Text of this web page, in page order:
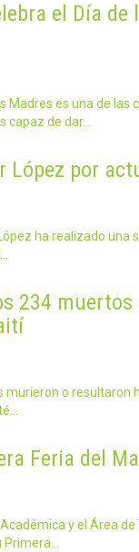
el Día
Madres es una de
capaz de dar…
López por
ha realizado
234
murieron o
Feria del
y el Área
Primera…